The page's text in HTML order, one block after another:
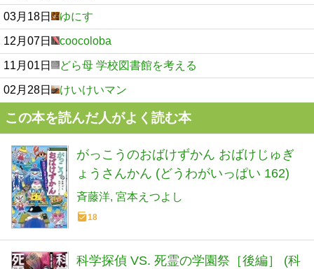
03月18日 ゆにす
12月07日 coocoloba
11月01日 どら母 学校図書館を考える
02月28日 けいけいマン
この本を読んだ人がよく読む本
がっこうのおばけずかん おばけじゅぎ
ょうさんかん (どうわがいっぱい 162)
斉藤洋 宮本えつよし
18
科学探偵 VS. 死霊の学園祭［後編］ (科